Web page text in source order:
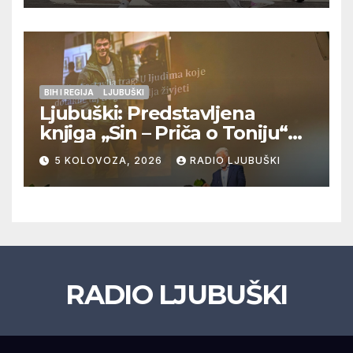
doigravanju, Grljevići završili
natjecanje
BIH I REGIJA LJUBUŠKI
Ljubuški: Predstavljena
knjiga „Sin – Priča o Toniju“
dr. sc. Zdenka Hercega
5 KOLOVOZA, 2026 RADIO LJUBUŠKI
RADIO LJUBUŠKI